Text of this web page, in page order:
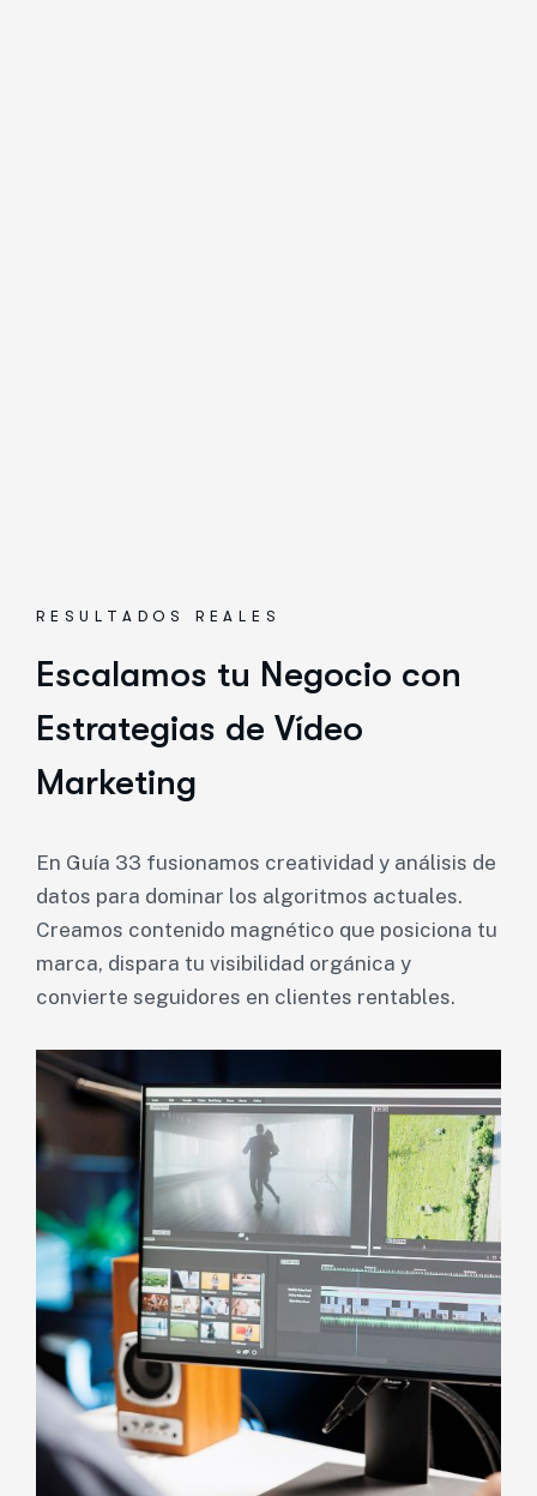
RESULTADOS REALES
Escalamos tu Negocio con
Estrategias de Vídeo
Marketing
En Guía 33 fusionamos creatividad y análisis de
datos para dominar los algoritmos actuales.
Creamos contenido magnético que posiciona tu
marca, dispara tu visibilidad orgánica y
convierte seguidores en clientes rentables.